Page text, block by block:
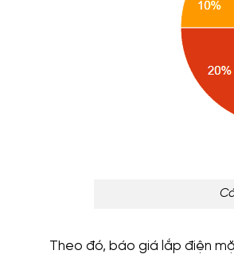
Theo đó, báo giá lắp điện